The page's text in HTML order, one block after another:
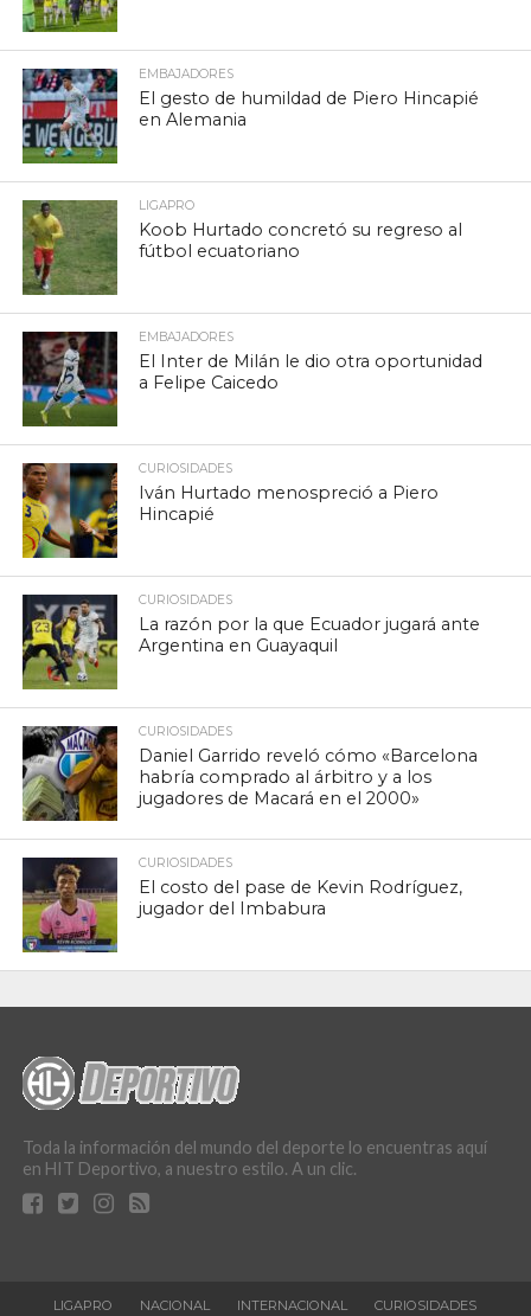
EMBAJADORES
El gesto de humildad de Piero Hincapié
en Alemania
LIGAPRO
Koob Hurtado concretó su regreso al
fútbol ecuatoriano
EMBAJADORES
El Inter de Milán le dio otra oportunidad
a Felipe Caicedo
CURIOSIDADES
Iván Hurtado menospreció a Piero
Hincapié
CURIOSIDADES
La razón por la que Ecuador jugará ante
Argentina en Guayaquil
CURIOSIDADES
Daniel Garrido reveló cómo «Barcelona
habría comprado al árbitro y a los
jugadores de Macará en el 2000»
CURIOSIDADES
El costo del pase de Kevin Rodríguez,
jugador del Imbabura
Toda la información del mundo del deporte lo encuentras aquí
en HIT Deportivo, a nuestro estilo. A un clic.
LIGAPRO NACIONAL INTERNACIONAL CURIOSIDADES